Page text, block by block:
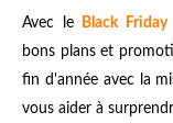
Avec le Black Friday
bons plans et
fin d'année avec la
vous aider à